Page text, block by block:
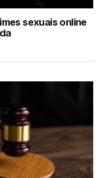
sexuais online